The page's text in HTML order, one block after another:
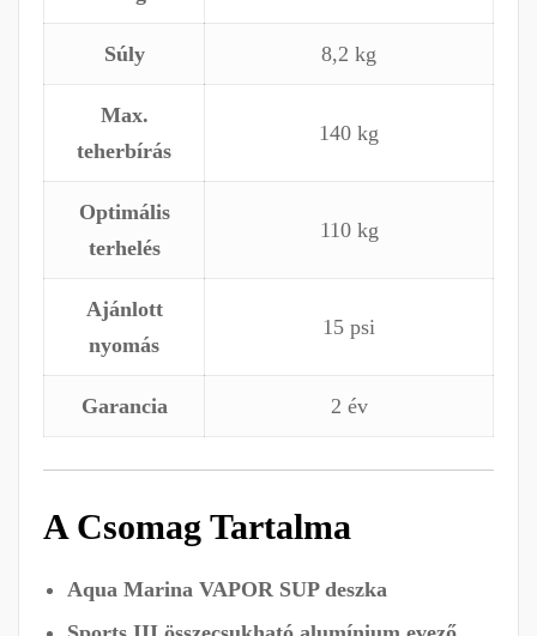
Súly 8,2 kg
Max.
teherbírás
140 kg
Optimális
terhelés
110 kg
Ajánlott
nyomás
15 psi
Garancia 2 év
A Csomag Tartalma
Aqua Marina VAPOR SUP deszka